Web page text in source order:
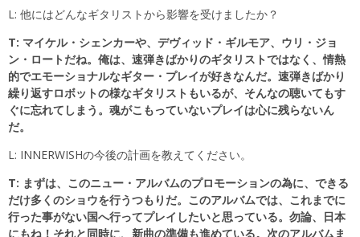
L: 他にはどんなギタリストから影響を受けましたか？
T: マイケル・シェンカーや、デヴィッド・ギルモア、ウリ・ジョ
ン・ロートだね。俺は、速弾きばかりのギタリストではなく、情熱
的でエモーショナルなギター・プレイが好きなんだ。速弾きばかり
繰り返すロボットの様なギタリストもいるが、そんなの聴いてもす
ぐに忘れてしまう。魂がこもっていないプレイは心に残らないん
だ。
L: INNERWISHの今後の計画を教えてください。
T: まずは、このニュー・アルバムのプロモーションの為に、できる
だけ多くのショウを行うつもりだ。このアルバムでは、これまでに
行った事がない国へ行ってプレイしたいと思っている。勿論、日本
にもね！それと同時に、新曲の準備も進めている。次のアルバムま